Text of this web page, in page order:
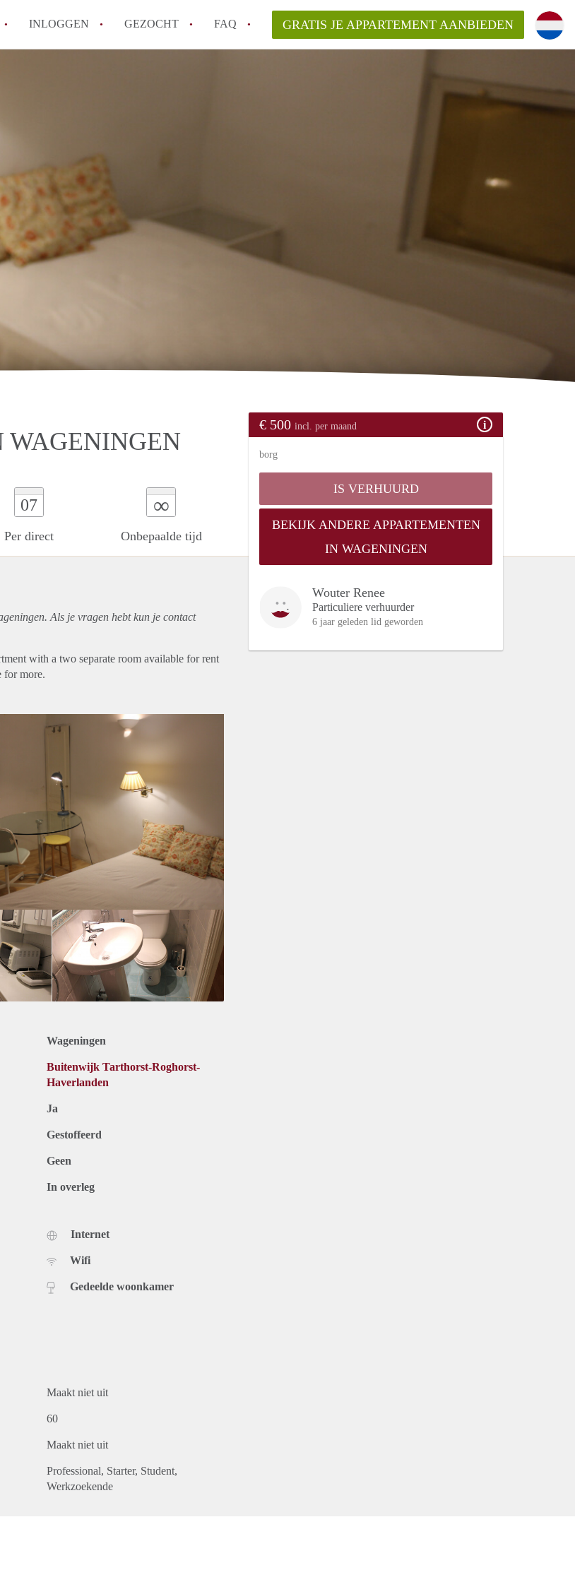
INLOGGEN GEZOCHT FAQ
Wat is AppartementWageningen?
Wat is de privacyverklaring van AppartementWageningen?
Is AppartementWageningen verantwoordelijk voor het aangeboden
Appartement / Appartementen in Wageningen?
Alle veelgestelde vragen
GRATIS JE APPARTEMENT AANBIEDEN
WAGENINGEN
07
Per direct
∞
Onbepaalde tijd
€ 500 incl. per maand
borg
IS VERHUURD
BEKIJK ANDERE APPARTEMENTEN
IN WAGENINGEN
Wouter Renee
Particuliere verhuurder
6 jaar geleden lid geworden
Als je vragen hebt kun je contact
with a two separate room available for rent
for more.
Wageningen
Buitenwijk Tarthorst-Roghorst-
Haverlanden
Ja
Gestoffeerd
Geen
In overleg
Internet
Wifi
Gedeelde woonkamer
Maakt niet uit
60
Maakt niet uit
Professional Starter Student
Werkzoekende